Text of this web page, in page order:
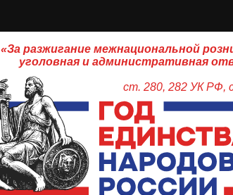
«За разжигание межнациональной
уголовная и административная
ст. 280, 282 УК РФ,